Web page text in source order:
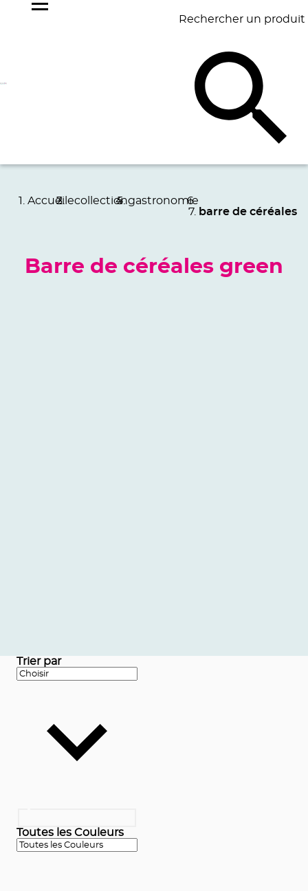
Rechercher un produit
BAGAGERIE BUREAU
Accueil ecollectiongastronomie
barre de céréales
Barre de céréales green
Trier par
Toutes les Couleurs